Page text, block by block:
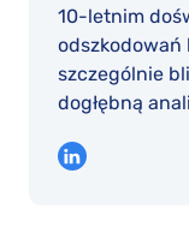
10-letnim
szczególnie
dogłębną